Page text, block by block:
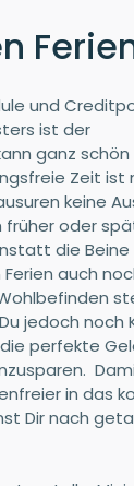
und
ist der
ganz
Zeit ist
keine
früher oder
die
auch
jedoch noch
perfekte
in das
Dir nach